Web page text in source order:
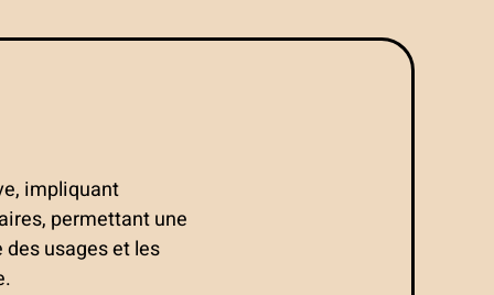
impliquant
permettant une
usages et les